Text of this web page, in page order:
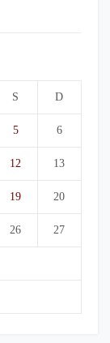
S D
5 6
12 13
19 20
26 27